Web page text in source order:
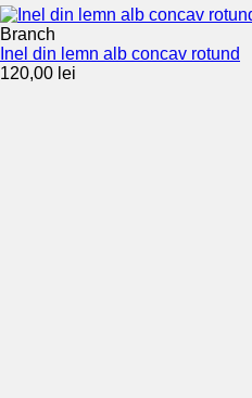
Branch
Inel din lemn alb concav rotund
120,00 lei